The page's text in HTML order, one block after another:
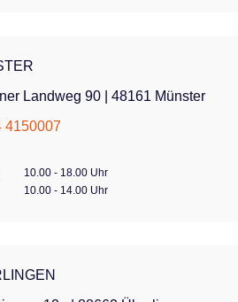
Landweg 90 | 48161 Münster
4150007
10.00 - 18.00 Uhr
10.00 - 14.00 Uhr